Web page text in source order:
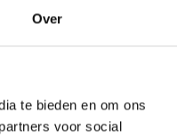
Over
te bieden en om ons
voor social